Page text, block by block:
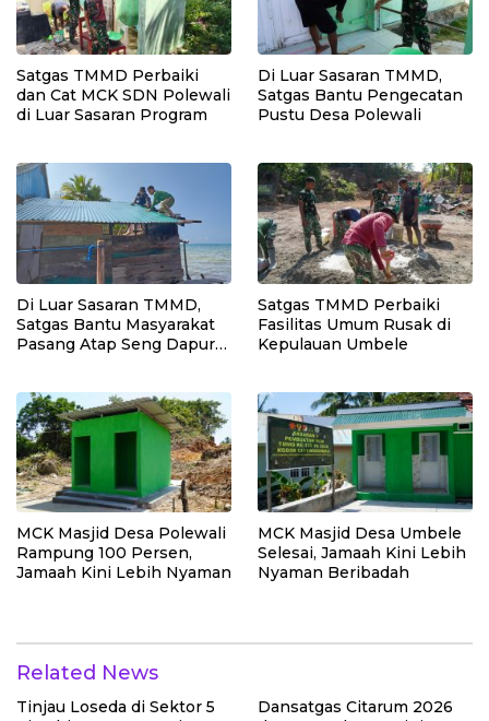
Satgas TMMD Perbaiki
dan Cat MCK SDN Polewali
di Luar Sasaran Program
Di Luar Sasaran TMMD,
Satgas Bantu Pengecatan
Pustu Desa Polewali
Di Luar Sasaran TMMD,
Satgas Bantu Masyarakat
Pasang Atap Seng Dapur
Satgas TMMD Perbaiki
Fasilitas Umum Rusak di
Kepulauan Umbele
MCK Masjid Desa Polewali
Rampung 100 Persen,
Jamaah Kini Lebih Nyaman
MCK Masjid Desa Umbele
Selesai, Jamaah Kini Lebih
Nyaman Beribadah
Related News
Tinjau Loseda di Sektor 5
Dansatgas Citarum 2026